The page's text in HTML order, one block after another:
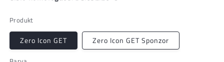
Produkt
Zero Icon GET Zero Icon GET Sponzor